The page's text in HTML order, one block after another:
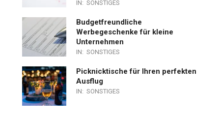
IN: SONSTIGES
Budgetfreundliche
Werbegeschenke für kleine
Unternehmen
IN: SONSTIGES
Picknicktische für Ihren perfekten
Ausflug
IN: SONSTIGES